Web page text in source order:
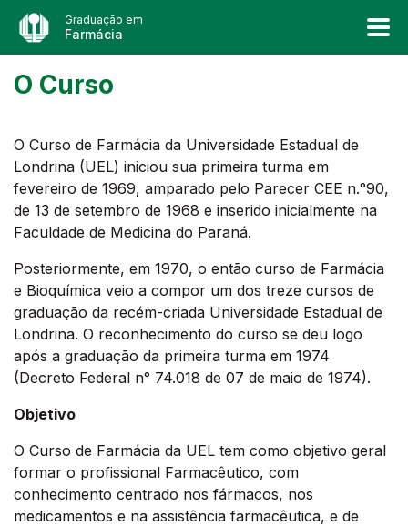
Graduação em
Farmácia
O Curso
O Curso de Farmácia da Universidade Estadual de
Londrina (UEL) iniciou sua primeira turma em
fevereiro de 1969, amparado pelo Parecer CEE n.°90,
de 13 de setembro de 1968 e inserido inicialmente na
Faculdade de Medicina do Paraná.
Posteriormente, em 1970, o então curso de Farmácia
e Bioquímica veio a compor um dos treze cursos de
graduação da recém-criada Universidade Estadual de
Londrina. O reconhecimento do curso se deu logo
após a graduação da primeira turma em 1974
(Decreto Federal n° 74.018 de 07 de maio de 1974).
Objetivo
O Curso de Farmácia da UEL tem como objetivo geral
formar o profissional Farmacêutico, com
conhecimento centrado nos fármacos, nos
medicamentos e na assistência farmacêutica, e de